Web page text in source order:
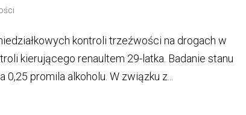
kontroli trzeźwości na drogach w
kierującego renaultem 29-latka. Badanie stanu
promila alkoholu. W związku z...